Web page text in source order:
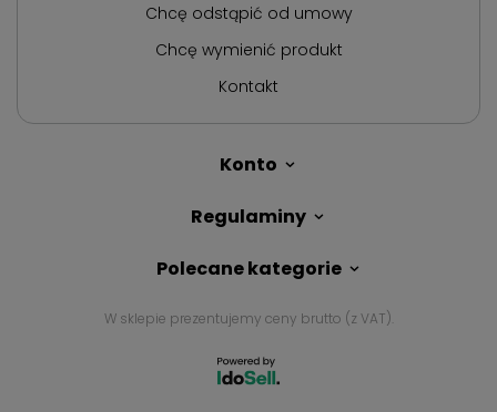
Chcę odstąpić od umowy
Chcę wymienić produkt
Kontakt
Konto
Regulaminy
Polecane kategorie
W sklepie prezentujemy ceny brutto (z VAT).